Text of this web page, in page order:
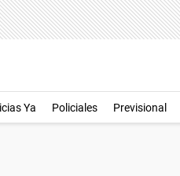
Ya Policiales Previsional